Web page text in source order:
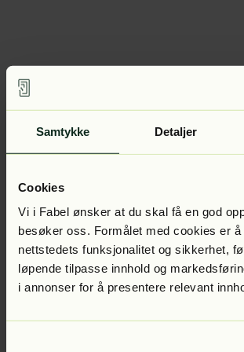
Samtykke Detaljer
Cookies
Vi i Fabel ønsker at du skal få en god
besøker oss. Formålet med cookies er
nettstedets funksjonalitet og sikkerhet,
løpende tilpasse innhold og
i annonser for å presentere relevant